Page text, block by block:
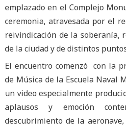
emplazado en el Complejo
ceremonia, atravesada por el
reivindicación de la soberanía,
de la ciudad y de distintos
El encuentro comenzó con la
de Música de la Escuela Naval
un video especialmente
aplausos y emoción
descubrimiento de la